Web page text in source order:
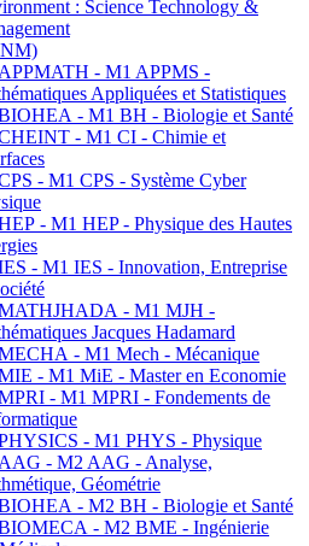
: Science Technology &
- M1 APPMS -
Appliquées et Statistiques
- M1 BH - Biologie et Santé
- M1 CI - Chimie et
- M1 CPS - Système Cyber
- M1 HEP - Physique des Hautes
- M1 IES - Innovation, Entreprise
- M1 MJH -
Jacques Hadamard
- M1 Mech - Mécanique
- M1 MiE - Master en Economie
- M1 MPRI - Fondements de
- M1 PHYS - Physique
- M2 AAG - Analyse,
Géométrie
- M2 BH - Biologie et Santé
- M2 BME - Ingénierie